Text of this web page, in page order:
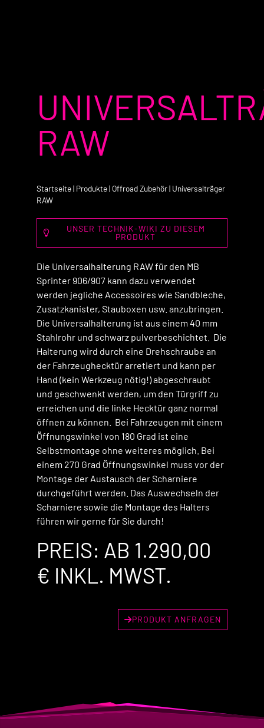
RAW
Startseite| Produkte| Offroad Zubehör| Universalträger
RAW
UNSER TECHNIK-WIKI ZU DIESEM
PRODUKT
Die Universalhalterung RAW für den MB
Sprinter 906/907 kann dazu verwendet
werden jegliche Accessoires wie Sandbleche,
Zusatzkanister, Stauboxen usw. anzubringen.
Die Universalhalterung ist aus einem 40 mm
Stahlrohr und schwarz pulverbeschichtet. Die
Halterung wird durch eine Drehschraube an
der Fahrzeughecktür arretiert und kann per
Hand (kein Werkzeug nötig!) abgeschraubt
und geschwenkt werden, um den Türgriff zu
erreichen und die linke Hecktür ganz normal
öffnen zu können.
Bei Fahrzeugen mit einem
Öffnungswinkel von 180 Grad ist eine
Selbstmontage ohne weiteres möglich. Bei
einem 270 Grad Öffnungswinkel muss vor der
Montage der Austausch der Scharniere
durchgeführt werden. Das Auswechseln der
Scharniere sowie die Montage des Halters
führen wir gerne für Sie durch!
PREIS: AB 1.290,00
€ INKL. MWST.
PRODUKT ANFRAGEN